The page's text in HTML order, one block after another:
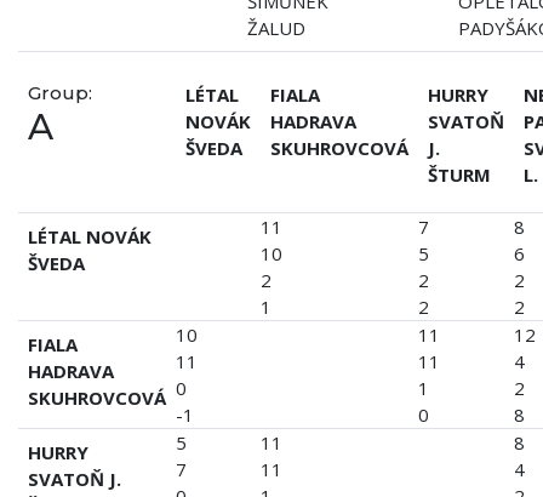
ŽALUD
Group:
A
LÉTAL
NOVÁK
ŠVEDA
FIALA
HADRAVA
SKUHROVCOVÁ
HURRY
SVATOŇ
J.
ŠTURM
L.
LÉTAL NOVÁK
ŠVEDA
11
10
2
1
7
5
2
2
8
6
2
2
FIALA
HADRAVA
SKUHROVCOVÁ
10
11
0
-1
11
11
1
0
12
4
2
8
HURRY
SVATOŇ J.
5
7
11
11
8
4